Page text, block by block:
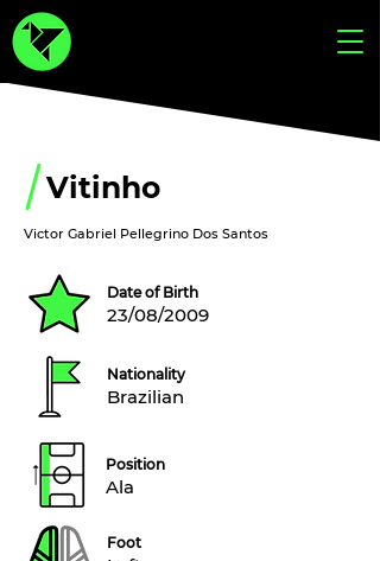
Vitinho
Victor Gabriel Pellegrino Dos Santos
Date of Birth
23/08/2009
Nationality
Brazilian
Position
Ala
Foot